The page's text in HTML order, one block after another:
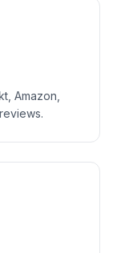
Amazon,